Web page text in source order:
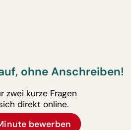
ohne Anschreiben!
zwei kurze Fragen
direkt online.
bewerben